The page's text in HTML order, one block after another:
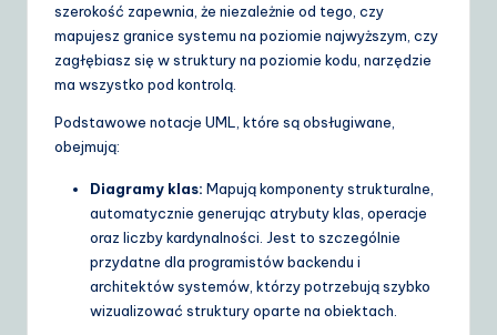
szerokość zapewnia, że niezależnie od tego, czy
mapujesz granice systemu na poziomie najwyższym, czy
zagłębiasz się w struktury na poziomie kodu, narzędzie
ma wszystko pod kontrolą.
Podstawowe notacje UML, które są obsługiwane,
obejmują:
Diagramy klas: Mapują komponenty strukturalne,
automatycznie generując atrybuty klas, operacje
oraz liczby kardynalności. Jest to szczególnie
przydatne dla programistów backendu i
architektów systemów, którzy potrzebują szybko
wizualizować struktury oparte na obiektach.